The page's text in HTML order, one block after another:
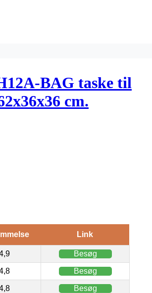
BAG taske til
cm.
Link
Besøg
Besøg
Besøg